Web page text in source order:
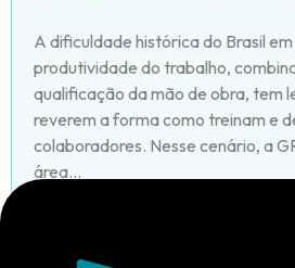
A dificuldade histórica do Brasil
produtividade do trabalho,
qualificação da mão de obra, tem
reverem a forma como treinam e
colaboradores. Nesse cenário, a
área...